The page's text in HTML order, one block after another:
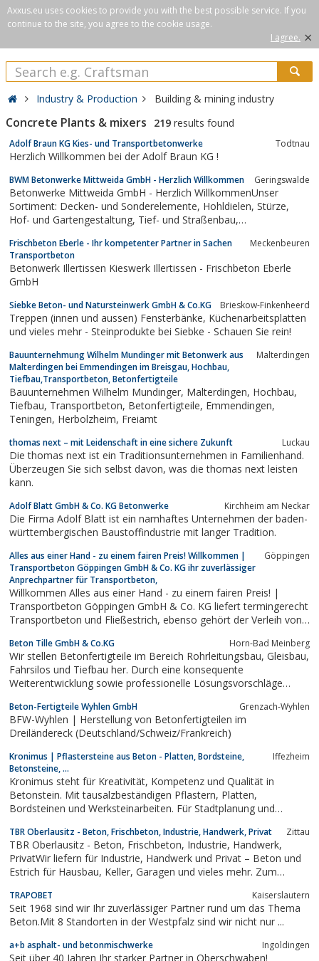
Axxus.eu uses cookies to provide you with the best possible service. If you
continue to the site, you agree to the cookie usage.
I agree. ×
Industry & Production Building & mining industry
Concrete Plants & mixers 219 results found
Adolf Braun KG Kies- und Transportbetonwerke Todtnau
Herzlich Willkommen bei der Adolf Braun KG !
BWM Betonwerke Mittweida GmbH - Herzlich Willkommen Geringswalde
Betonwerke Mittweida GmbH - Herzlich WillkommenUnser
Sortiment: Decken- und Sonderelemente, Hohldielen, Stürze,
Hof- und Gartengestaltung, Tief- und Straßenbau,
Frischbeton Eberle - Ihr kompetenter Partner in Sachen
Transportbeton
Meckenbeuren
Betonwerk Illertissen Kieswerk Illertissen - Frischbeton Eberle
GmbH
Siebke Beton- und Natursteinwerk GmbH & Co.KG Brieskow-Finkenheerd
Treppen (innen und aussen) Fensterbänke, Küchenarbeitsplatten
und vieles mehr - Steinprodukte bei Siebke - Schauen Sie rein!
Bauunternehmung Wilhelm Mundinger mit Betonwerk aus
Malterdingen bei Emmendingen im Breisgau, Hochbau,
Tiefbau,Transportbeton, Betonfertigteile
Malterdingen
Bauunternehmen Wilhelm Mundinger, Malterdingen, Hochbau,
Tiefbau, Transportbeton, Betonfertigteile, Emmendingen,
Teningen, Herbolzheim, Freiamt
thomas next – mit Leidenschaft in eine sichere Zukunft Luckau
Die thomas next ist ein Traditionsunternehmen in Familienhand.
Überzeugen Sie sich selbst davon, was die thomas next leisten
kann.
Adolf Blatt GmbH & Co. KG Betonwerke Kirchheim am Neckar
Die Firma Adolf Blatt ist ein namhaftes Unternehmen der baden-
württembergischen Baustoffindustrie mit langer Tradition.
Alles aus einer Hand - zu einem fairen Preis! Willkommen |
Transportbeton Göppingen GmbH & Co. KG ihr zuverlässiger
Anprechpartner für Transportbeton,
Göppingen
Willkommen Alles aus einer Hand - zu einem fairen Preis! |
Transportbeton Göppingen GmbH & Co. KG liefert termingerecht
Transportbeton und Fließestrich, ebenso gehört der Verleih von
Beton Tille GmbH & Co.KG Horn-Bad Meinberg
Wir stellen Betonfertigteile im Bereich Rohrleitungsbau, Gleisbau,
Fahrsilos und Tiefbau her. Durch eine konsequente
Weiterentwicklung sowie professionelle Lösungsvorschläge
somit den größtmöglichen Nutzen.
Beton-Fertigteile Wyhlen GmbH Grenzach-Wyhlen
BFW-Wyhlen | Herstellung von Betonfertigteilen im
Dreiländereck (Deutschland/Schweiz/Frankreich)
Kronimus | Pflastersteine aus Beton - Platten, Bordsteine,
Betonsteine, ...
Iffezheim
Kronimus steht für Kreativität, Kompetenz und Qualität in
Betonstein. Mit tausalzbeständigen Pflastern, Platten,
Bordsteinen und Werksteinarbeiten. Für Stadtplanung und
TBR Oberlausitz - Beton, Frischbeton, Industrie, Handwerk, Privat Zittau
TBR Oberlausitz - Beton, Frischbeton, Industrie, Handwerk,
PrivatWir liefern für Industrie, Handwerk und Privat – Beton und
Estrich für Hausbau, Keller, Garagen und vieles mehr. Zum
Verfügung.
TRAPOBET Kaiserslautern
Seit 1968 sind wir Ihr zuverlässiger Partner rund um das Thema
Beton.Mit 8 Standorten in der Westpfalz sind wir nicht nur ...
a+b asphalt- und betonmischwerke Ingoldingen
Seit über 40 Jahren Ihr starker Partner in Oberschwaben!